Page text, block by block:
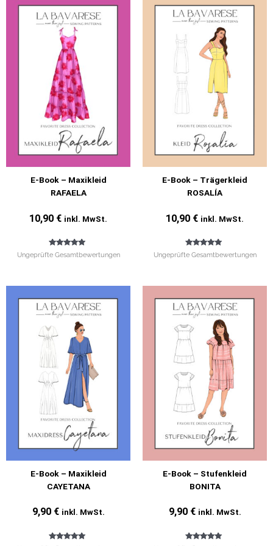
E-Book – Maxikleid
RAFAELA
10,90 € inkl. MwSt.
Bewertet mit
5.00
Ungeprüfte Gesamtbewertungen
E-Book – Trägerkleid
ROSALÍA
10,90 € inkl. MwSt.
Bewertet mit
5.00
Ungeprüfte Gesamtbewertungen
E-Book – Maxikleid
CAYETANA
9,90 € inkl. MwSt.
E-Book – Stufenkleid
BONITA
9,90 € inkl. MwSt.